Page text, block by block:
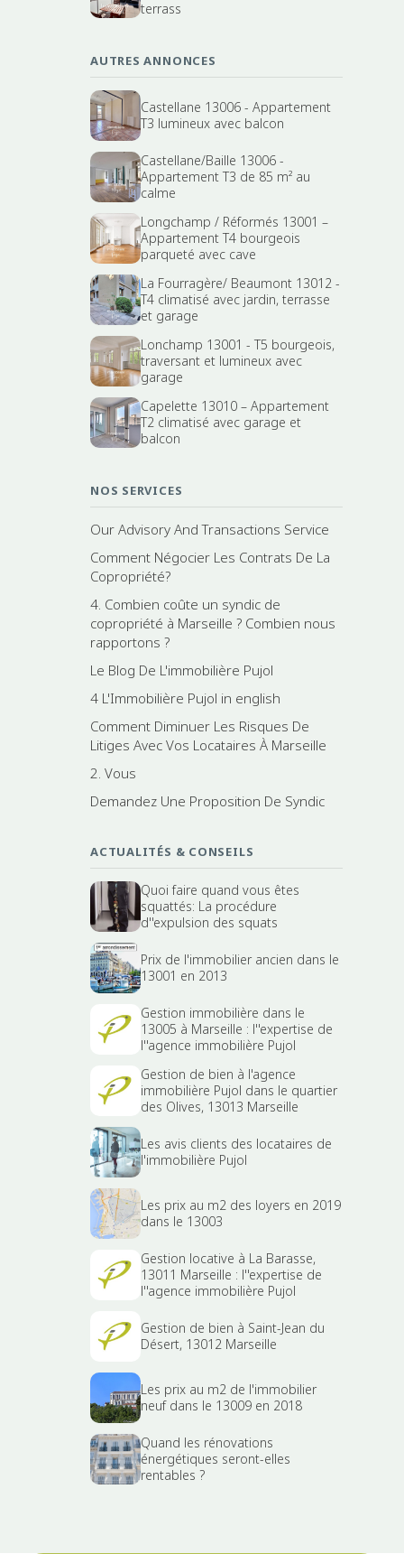
terrass
AUTRES ANNONCES
Castellane 13006 - Appartement
T3 lumineux avec balcon
Castellane/Baille 13006 -
Appartement T3 de 85 m² au
calme
Longchamp / Réformés 13001 –
Appartement T4 bourgeois
parqueté avec cave
La Fourragère/ Beaumont 13012 -
T4 climatisé avec jardin, terrasse
et garage
Lonchamp 13001 - T5 bourgeois,
traversant et lumineux avec
garage
Capelette 13010 – Appartement
T2 climatisé avec garage et
balcon
NOS SERVICES
Our Advisory And Transactions Service
Comment Négocier Les Contrats De La
Copropriété?
4. Combien coûte un syndic de
copropriété à Marseille ? Combien nous
rapportons ?
Le Blog De L'immobilière Pujol
4 L'Immobilière Pujol in english
Comment Diminuer Les Risques De
Litiges Avec Vos Locataires À Marseille
2. Vous
Demandez Une Proposition De Syndic
ACTUALITÉS & CONSEILS
Quoi faire quand vous êtes
squattés: La procédure
d''expulsion des squats
Prix de l'immobilier ancien dans le
13001 en 2013
Gestion immobilière dans le
13005 à Marseille : l''expertise de
l''agence immobilière Pujol
Gestion de bien à l'agence
immobilière Pujol dans le quartier
des Olives, 13013 Marseille
Les avis clients des locataires de
l'immobilière Pujol
Les prix au m2 des loyers en 2019
dans le 13003
Gestion locative à La Barasse,
13011 Marseille : l''expertise de
l''agence immobilière Pujol
Gestion de bien à Saint-Jean du
Désert, 13012 Marseille
Les prix au m2 de l'immobilier
neuf dans le 13009 en 2018
Quand les rénovations
énergétiques seront-elles
rentables ?